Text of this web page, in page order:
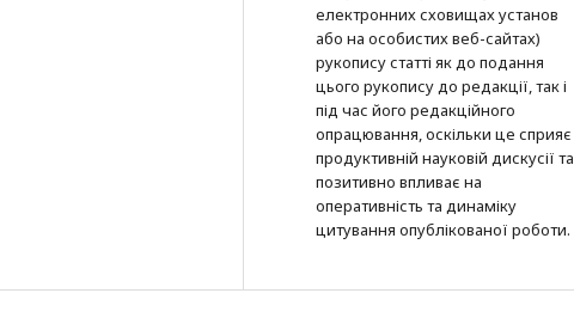
електронних сховищах установ
або на особистих веб-сайтах)
рукопису статті як до подання
цього рукопису до редакції, так і
під час його редакційного
опрацювання, оскільки це сприяє
продуктивній науковій дискусії та
позитивно впливає на
оперативність та динаміку
цитування опублікованої роботи.